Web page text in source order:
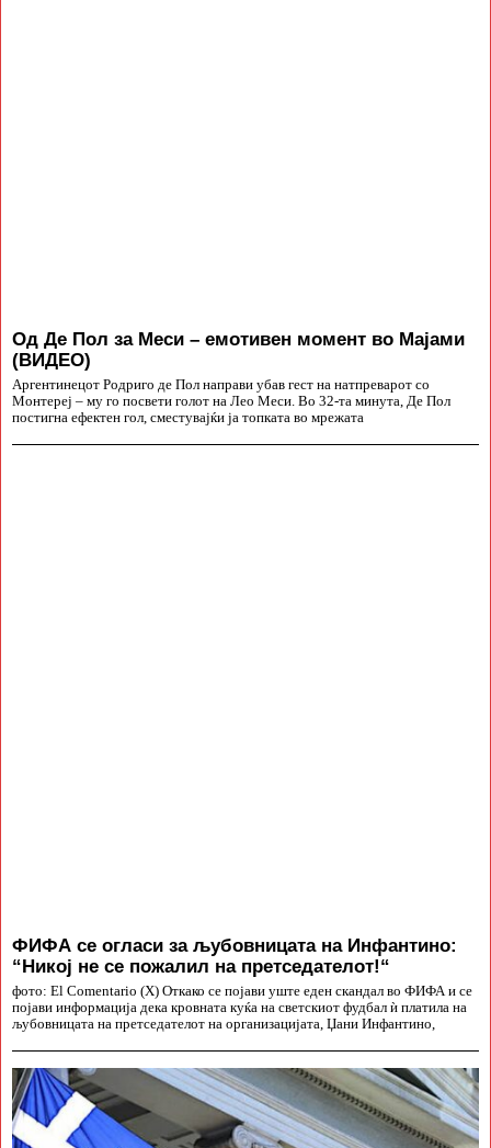
Од Де Пол за Меси – емотивен момент во Мајами
(ВИДЕО)
Аргентинецот Родриго де Пол направи убав гест на натпреварот со
Монтереј – му го посвети голот на Лео Меси. Во 32-та минута, Де Пол
постигна ефектен гол, сместувајќи ја топката во мрежата
ФИФА се огласи за љубовницата на Инфантино:
“Никој не се пожалил на претседателот!“
фото: El Comentario (X) Откако се појави уште еден скандал во ФИФА и се
појави информација дека кровната куќа на светскиот фудбал ѝ платила на
љубовницата на претседателот на организацијата, Џани Инфантино,